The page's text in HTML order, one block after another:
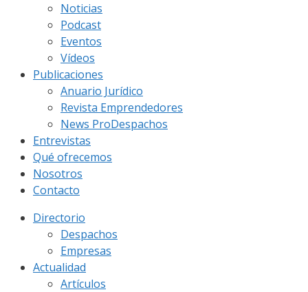
Noticias
Podcast
Eventos
Vídeos
Publicaciones
Anuario Jurídico
Revista Emprendedores
News ProDespachos
Entrevistas
Qué ofrecemos
Nosotros
Contacto
Directorio
Despachos
Empresas
Actualidad
Artículos